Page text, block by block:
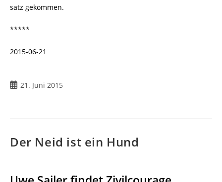
satz gekommen.
*****
2015-06-21
21. Juni 2015
Der Neid ist ein Hund